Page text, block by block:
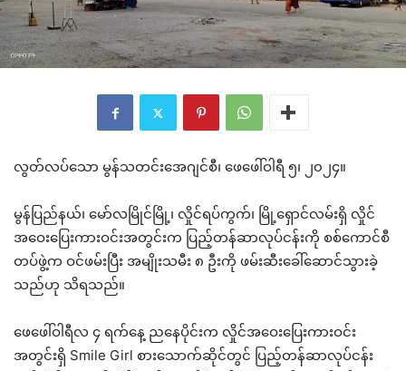
လွတ်လပ်သော မွန်သတင်းအေဂျင်စီ၊ ဖေဖေါ်ဝါရီ ၅၊ ၂၀၂၄။
မွန်ပြည်နယ်၊ မော်လမြိုင်မြို့၊ လှိုင်ရပ်ကွက်၊ မြို့ရှောင်လမ်းရှိ လှိုင်
အဝေးပြေးကားဝင်းအတွင်းက ပြည့်တန်ဆာလုပ်ငန်းကို စစ်ကောင်စီ
တပ်ဖွဲ့က ဝင်ဖမ်းပြီး အမျိုးသမီး ၈ ဦးကို ဖမ်းဆီးခေါ်ဆောင်သွားခဲ့
သည်ဟု သိရသည်။
ဖေဖေါ်ဝါရီလ ၄ ရက်နေ့ ညနေပိုင်းက လှိုင်အဝေးပြေးကားဝင်း
အတွင်းရှိ Smile Girl စားသောက်ဆိုင်တွင် ပြည့်တန်ဆာလုပ်ငန်း